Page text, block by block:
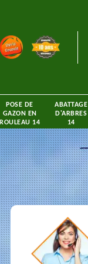
POSE DE
GAZON EN
ROULEAU 14
ABATTAGE
D'ARBRES
14